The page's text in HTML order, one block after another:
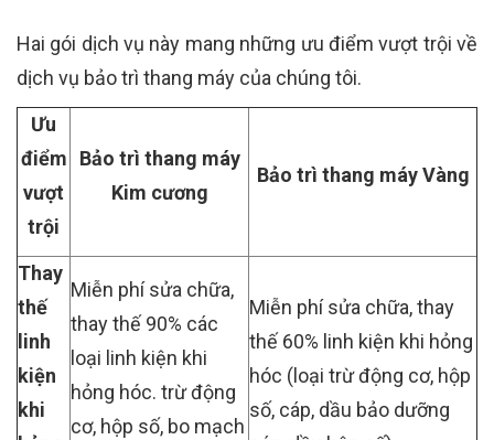
Hai gói dịch vụ này mang những ưu điểm vượt trội về
dịch vụ bảo trì thang máy của chúng tôi.
Ưu
điểm
vượt
trội
Bảo trì thang máy
Kim cương
Bảo trì thang máy Vàng
Thay
thế
linh
kiện
khi
Miễn phí sửa chữa,
thay thế 90% các
loại linh kiện khi
hỏng hóc. trừ động
cơ, hộp số, bo mạch
Miễn phí sửa chữa, thay
thế 60% linh kiện khi hỏng
hóc (loại trừ động cơ, hộp
số, cáp, dầu bảo dưỡng